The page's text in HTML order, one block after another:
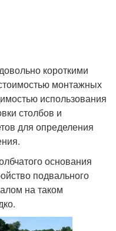
короткими
монтажных
использования
столбов и
для определения
основания
подвального
на таком